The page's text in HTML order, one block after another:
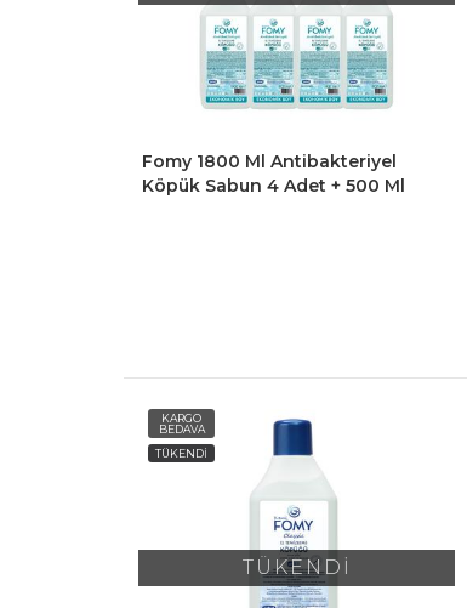
Fomy 1800 Ml Antibakteriyel
Köpük Sabun 4 Adet + 500 Ml
KARGO
BEDAVA
TÜKENDİ
TÜKENDİ